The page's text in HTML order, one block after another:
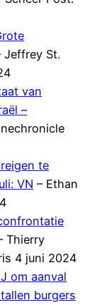
Jeffrey St.
van
–
te
VN – Ethan
Thierry
4 juni 2024
om aanval
burgers